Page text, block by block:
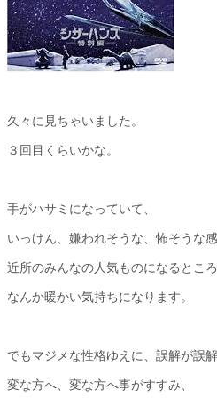
久々に見ちゃいました。
３回目くらいかな。
手がハサミになっていて、
いっけん、嫌われそうな、怖そうな感
近所のみんなの人気ものになるところ
なんか暖かい気持ちになります。
でもマジメな性格ゆえに、誤解が誤解
変な方へ、変な方へ事がすすみ、